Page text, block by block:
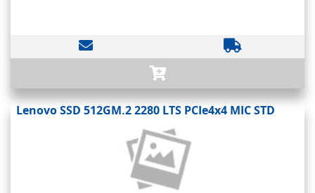
Lenovo SSD 512GM.2 2280 LTS PCIe4x4 MIC STD